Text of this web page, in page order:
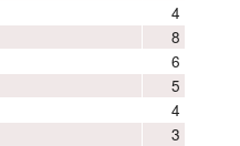
4
8
6
5
4
3